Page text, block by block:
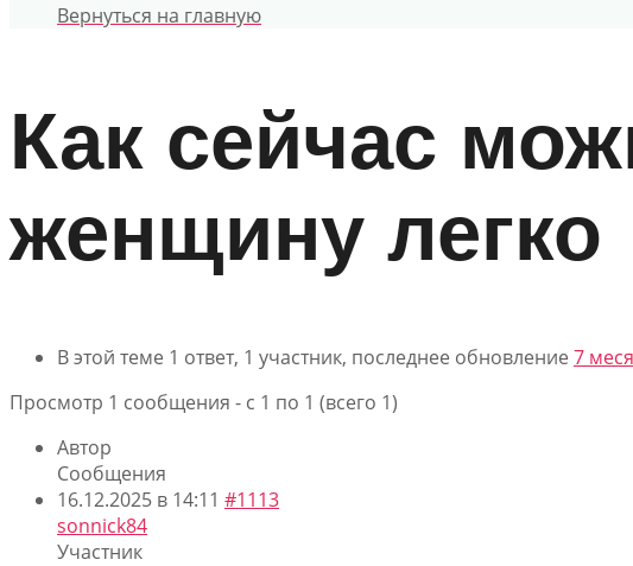
Вернуться на главную
Как сейчас
женщину легко
В этой теме 1 ответ, 1 участник, последнее обновление 7
Просмотр 1 сообщения - с 1 по 1 (всего 1)
Автор
Сообщения
16.12.2025 в 14:11 #1113
sonnick84
Участник